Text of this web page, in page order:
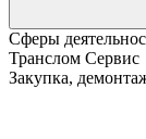
Сферы
Транслом Сервис
Закупка,